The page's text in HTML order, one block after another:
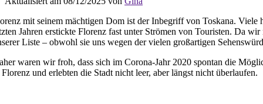
mit seinem mächtigen Dom ist der Inbegriff von Toskana.
Jahren erstickte Florenz fast unter Strömen von Touristen. Da
Liste – obwohl sie uns wegen der vielen großartigen
waren wir froh, dass sich im Corona-Jahr 2020 spontan die
und erlebten die Stadt nicht leer, aber längst nicht überlaufen.